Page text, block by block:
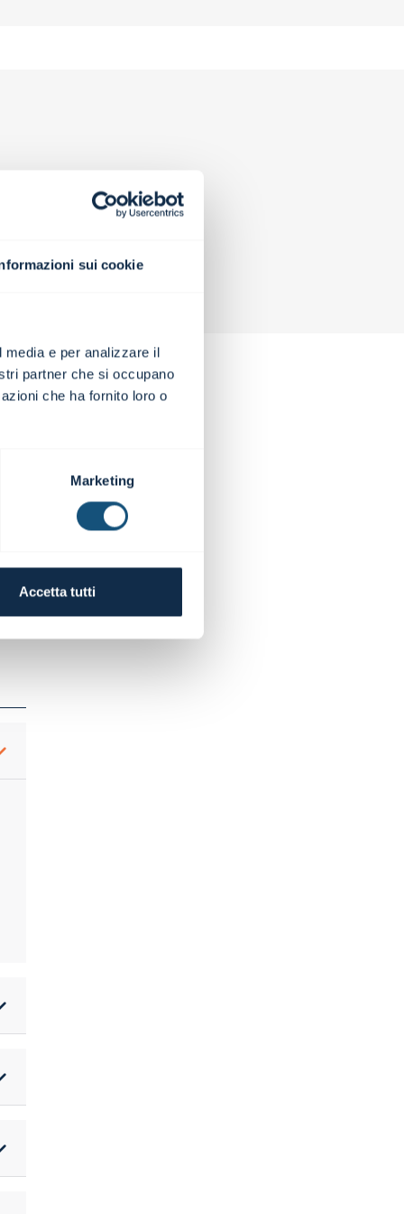
sui cookie
e per analizzare il
partner che si occupano
che ha fornito loro o
Marketing
Accetta tutti